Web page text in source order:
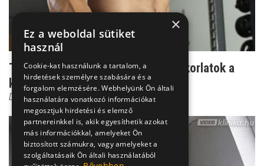
Test-leépítés - ízületroncsoló gyakorlatok a
konditeremben
Dr. Szabó-Kocsis Krisztina
×
Ez a weboldal sütiket
használ
Cookie-kat használunk a tartalom, a
hirdetések személyre szabására és a
forgalom elemzésére. Webhelyünk Ön általi
használatára vonatkozó információkat
megosztjuk hirdetési és elemző
partnereinkkel is, akik egyesíthetik azokat
más információkkal, amelyeket Ön
biztosított számukra, vagy amelyeket a
szolgáltatásaik Ön általi használatából